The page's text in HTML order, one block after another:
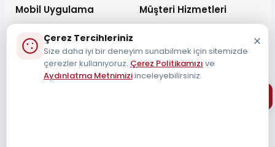
Mobil Uygulama Müşteri Hizmetleri
Müşteri Destek Hattı
Çerez Tercihleriniz
Size daha iyi bir deneyim sunabilmek için sitemizde
çerezler kullanıyoruz. Çerez Politikamızı ve
Aydınlatma Metnimiziinceleyebilirsiniz.